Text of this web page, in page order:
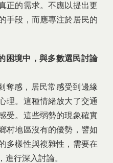
正的需求。不應以提出更
手段，而應專注於居民的
困境中，與多數選民討論
奪感，居民常感受到邊緣
理。這種情緒放大了交通
受。這些弱勢的現象確實
村地區沒有的優勢，譬如
多樣性與複雜性，需要在
進行深入討論。